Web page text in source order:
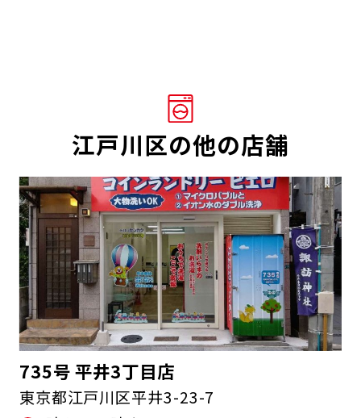
江戸川区の他の店舗
735号 平井3丁目店
東京都江戸川区平井3-23-7